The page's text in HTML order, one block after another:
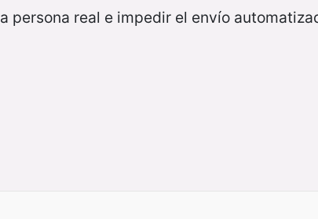
persona real e impedir el envío